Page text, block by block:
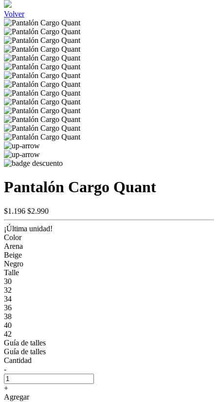
Volver
Pantalón Cargo Quant
$1.196 $2.990
¡Última unidad!
Color
Arena
Beige
Negro
Talle
30
32
34
36
38
40
42
Guía de talles
Guía de talles
Cantidad
-
+
Agregar